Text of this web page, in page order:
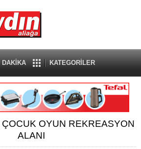
DAKİKA KATEGORİLER
OYUN REKREASYON
ALANI